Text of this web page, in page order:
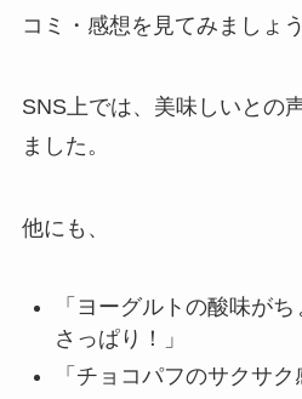
コミ・感想を見てみましょう
SNS上では、美味しいとの
ました。
他にも、
「ヨーグルトの酸味が
さっぱり！」
「チョコパフのサクサク